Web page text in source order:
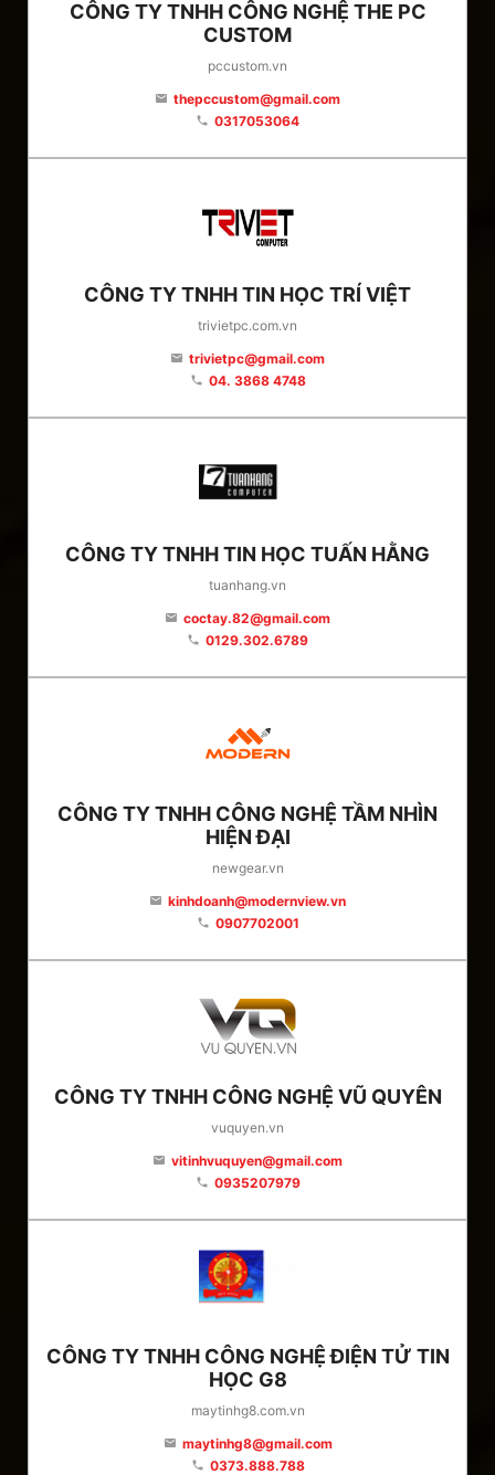
CÔNG TY TNHH CÔNG NGHỆ THE PC
CUSTOM
pccustom.vn
email thepccustom@gmail.com
phone 0317053064
CÔNG TY TNHH TIN HỌC TRÍ VIỆT
trivietpc.com.vn
email trivietpc@gmail.com
phone 04. 3868 4748
CÔNG TY TNHH TIN HỌC TUẤN HẰNG
tuanhang.vn
email coctay.82@gmail.com
phone 0129.302.6789
CÔNG TY TNHH CÔNG NGHỆ TẦM NHÌN
HIỆN ĐẠI
newgear.vn
email kinhdoanh@modernview.vn
phone 0907702001
CÔNG TY TNHH CÔNG NGHỆ VŨ QUYÊN
vuquyen.vn
email vitinhvuquyen@gmail.com
phone 0935207979
CÔNG TY TNHH CÔNG NGHỆ ĐIỆN TỬ TIN
HỌC G8
maytinhg8.com.vn
email maytinhg8@gmail.com
phone 0373.888.788